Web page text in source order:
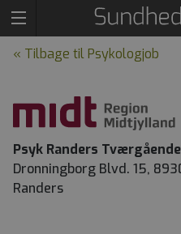
« Tilbage til Psykologjob
Psyk Randers
Dronningborg Blvd. 15,
Randers